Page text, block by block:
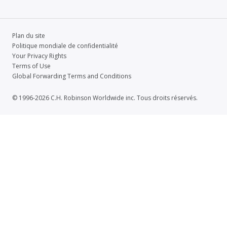
Plan du site
Politique mondiale de confidentialité
Your Privacy Rights
Terms of Use
Global Forwarding Terms and Conditions
© 1996-2026 C.H. Robinson Worldwide inc. Tous droits réservés.